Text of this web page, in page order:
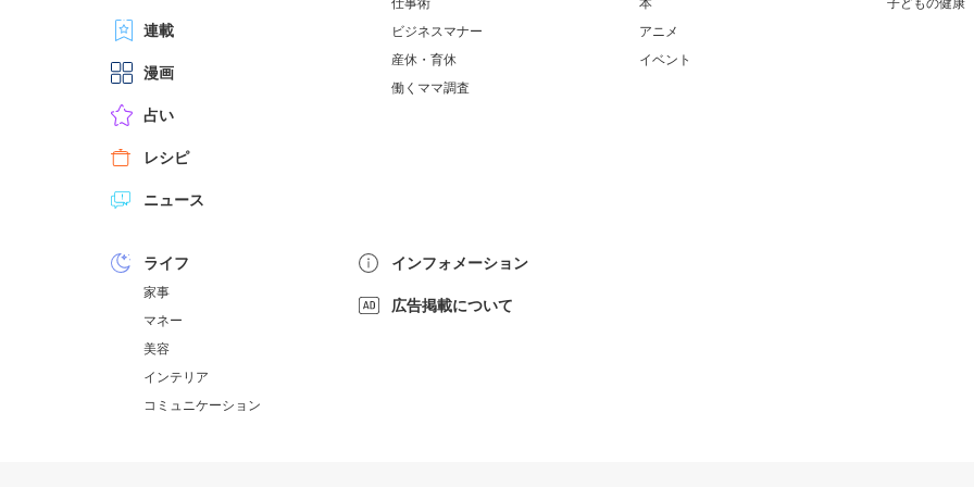
連載
漫画
占い
レシピ
ニュース
仕事術
ビジネスマナー
産休・育休
働くママ調査
本
アニメ
イベント
子どもの健康
ライフ
家事
マネー
美容
インテリア
コミュニケーション
インフォメーション
広告掲載について